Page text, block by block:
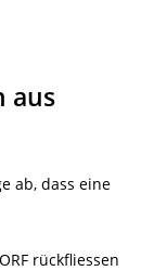
aus
ab, dass eine
rückfliessen